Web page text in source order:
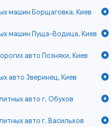
машин Борщаговка, Киев
машин Пуща-Водица, Киев
авто Позняки, Киев
авто Зверинец, Киев
авто г. Обухов
авто г. Васильков